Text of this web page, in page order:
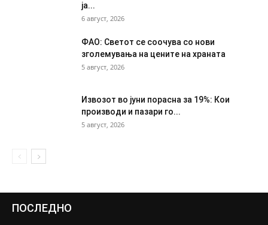
ја...
6 август, 2026
ФАО: Светот се соочува со нови
зголемувања на цените на храната
5 август, 2026
Извозот во јуни порасна за 19%: Кои
производи и пазари го...
5 август, 2026
ПОСЛЕДНО